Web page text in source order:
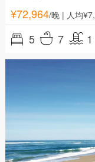
¥72,964/晚| 人均
5 7 1